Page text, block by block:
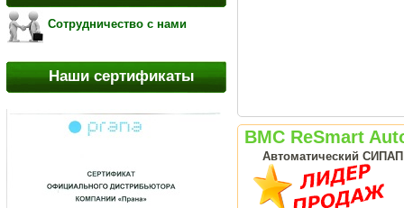
Сотрудничество с нами
Наши сертификаты
BMC ReSmart
Автоматический СИПАП